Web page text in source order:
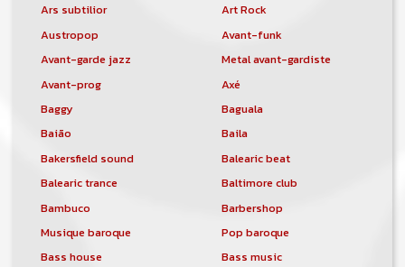
Ars subtilior
Art Rock
Austropop
Avant-funk
Avant-garde jazz
Metal avant-gardiste
Avant-prog
Axé
Baggy
Baguala
Baião
Baila
Bakersfield sound
Balearic beat
Balearic trance
Baltimore club
Bambuco
Barbershop
Musique baroque
Pop baroque
Bass house
Bass music